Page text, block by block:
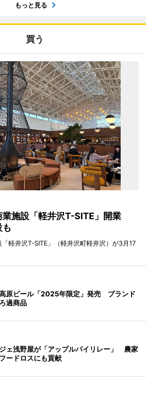
もっと見る
買う
業施設「軽井沢T-SITE」開業
軽井沢T-SITE」（軽井沢町軽井沢）が3月17
原ビール「2025年限定」発売 ブランド
ろ過商品
ェ浅野屋が「アップルパイリレー」 農家
ードロスにも貢献